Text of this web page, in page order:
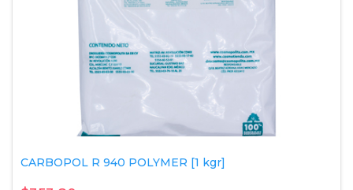
CARBOPOL R 940 POLYMER [1 kgr]